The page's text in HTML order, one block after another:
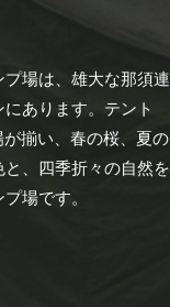
場は、雄大な那須連
あります。テント
揃い、春の桜、夏の
、四季折々の自然を
場です。